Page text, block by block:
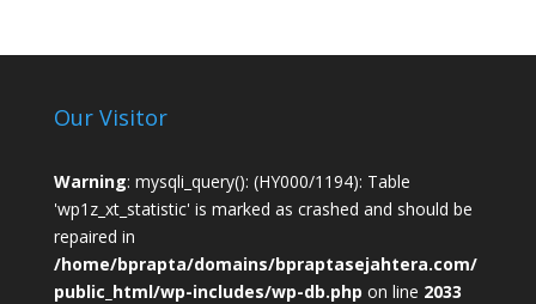
Our Visitor
Warning: mysqli_query(): (HY000/1194): Table
'wp1z_xt_statistic' is marked as crashed and should be
repaired in
/home/bprapta/domains/bpraptasejahtera.com/
public_html/wp-includes/wp-db.php on line 2033